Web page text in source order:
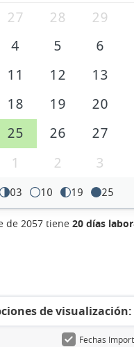
27 28 29
4 5 6
11 12 13
18 19 20
25 26 27
1 2 3
03 10 19 25
de 2057 tiene 20 días
de visualización:
Fechas